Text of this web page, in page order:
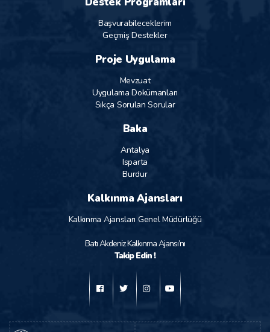
Başvurabileceklerim
Geçmiş Destekler
Proje Uygulama
Mevzuat
Uygulama Dokümanları
Sıkça Sorulan Sorular
Baka
Antalya
Isparta
Burdur
Kalkınma Ajansları
Kalkınma Ajansları Genel Müdürlüğü
Batı Akdeniz Kalkınma Ajansı’nı
Takip Edin !